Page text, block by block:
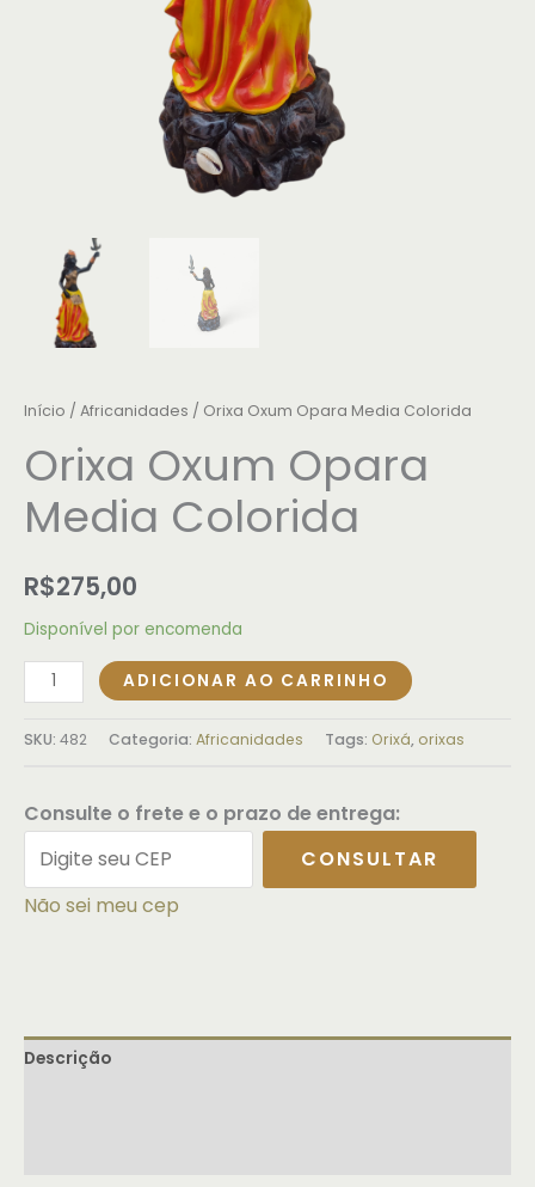
Início / Africanidades / Orixa Oxum Opara Media Colorida
Orixa Oxum Opara
Media Colorida
R$275,00
Disponível por encomenda
ADICIONAR AO CARRINHO
SKU: 482 Categoria: Africanidades Tags: Orixá, orixas
Consulte o frete e o prazo de entrega:
CONSULTAR
Não sei meu cep
Descrição